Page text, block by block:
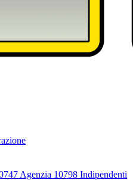
Agenzia 10798 Indipendenti